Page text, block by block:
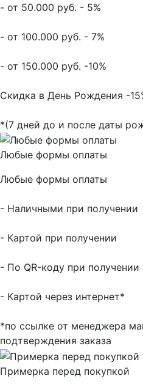
- от 50.000 руб. - 5%
- от 100.000 руб. - 7%
- от 150.000 руб. -10%
Скидка в День Рождения -
*(7 дней до и после даты
Любые формы оплаты
Любые формы оплаты
- Наличными при получении
- Картой при получении
- По QR-коду при получении
- Картой через интернет*
*по ссылке от менеджера
подтверждения заказа
Примерка перед покупкой